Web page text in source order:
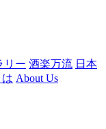
リー 酒楽万流 日本
About Us